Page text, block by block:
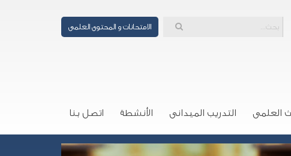
الامتحانات و المحتوى العلمى
العلمى التدريب الميدانى الأنشطة اتصل بنا